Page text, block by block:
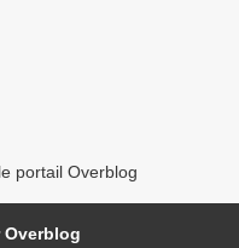
portail Overblog
Overblog